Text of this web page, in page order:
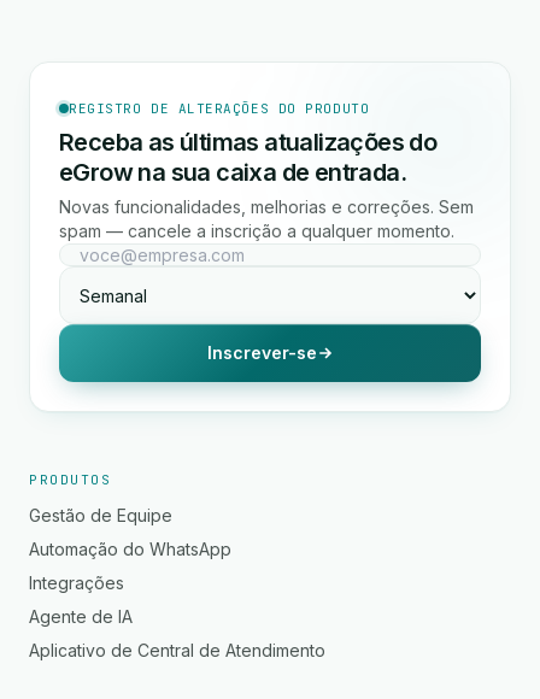
REGISTRO DE ALTERAÇÕES DO PRODUTO
Receba as últimas atualizações do
eGrow na sua caixa de entrada.
Novas funcionalidades, melhorias e correções. Sem
spam — cancele a inscrição a qualquer momento.
Inscrever-se
PRODUTOS
Gestão de Equipe
Automação do WhatsApp
Integrações
Agente de IA
Aplicativo de Central de Atendimento